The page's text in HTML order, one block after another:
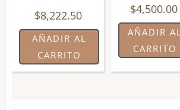
$8,222.50
AÑADIR AL
CARRITO
$4,500.00
AÑADIR AL
CARRITO